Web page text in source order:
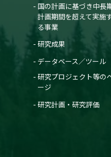
国の計画に基づき中長
計画期間を超えて実施
る事業
研究成果
データベース／ツール
研究プロジェクト等の
ージ
研究計画・研究評価